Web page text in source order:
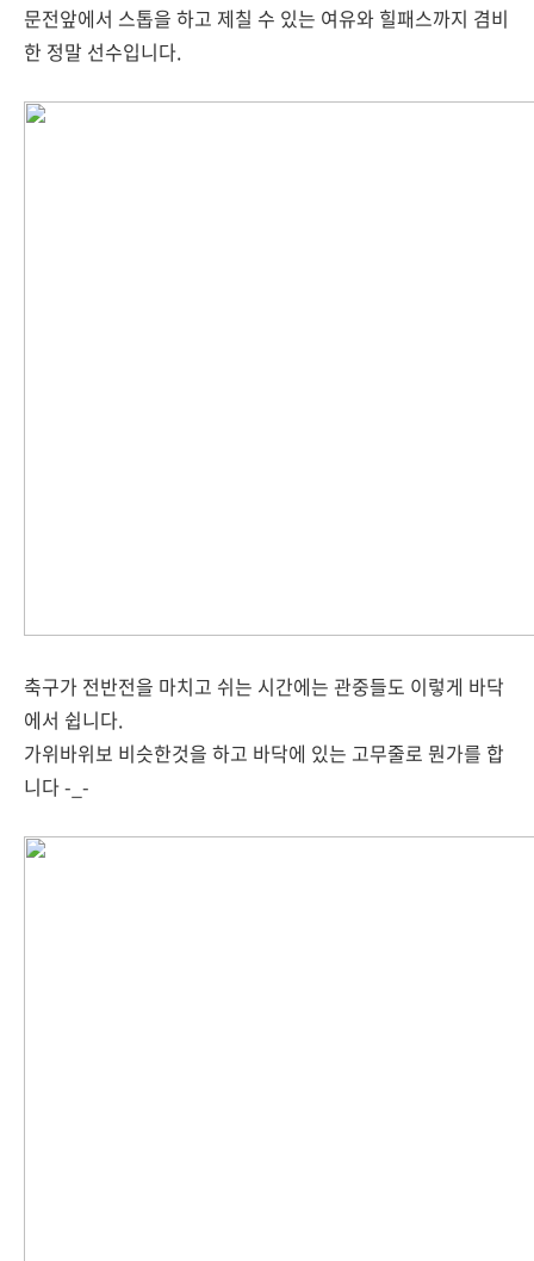
문전앞에서 스톱을 하고 제칠 수 있는 여유와 힐패스까지 겸비
한 정말 선수입니다.
축구가 전반전을 마치고 쉬는 시간에는 관중들도 이렇게 바닥
에서 쉽니다.
가위바위보 비슷한것을 하고 바닥에 있는 고무줄로 뭔가를 합
니다 -_-